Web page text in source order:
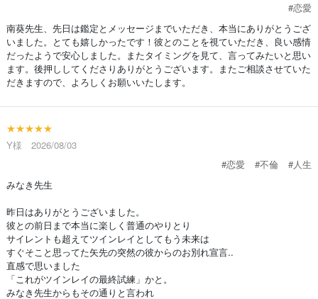
#恋愛
南葵先生、先日は鑑定とメッセージまでいただき、本当にありがとうござ
いました。とても嬉しかったです！彼とのことを視ていただき、良い感情
だったようで安心しました。またタイミングを見て、言ってみたいと思い
ます。後押ししてくださりありがとうございます。またご相談させていた
だきますので、よろしくお願いいたします。
★★★★★
Y様 2026/08/03
#恋愛
#不倫
#人生
みなき先生
昨日はありがとうございました。
彼との前日まで本当に楽しく普通のやりとり
サイレントも超えてツインレイとしてもう未来は
すぐそこと思ってた矢先の突然の彼からのお別れ宣言..
直感で思いました
「これがツインレイの最終試練」かと。
みなき先生からもその通りと言われ